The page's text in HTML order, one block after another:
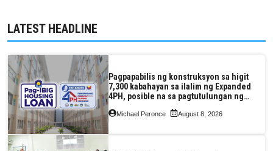
LATEST HEADLINE
Pagpapabilis ng konstruksyon sa higit
7,300 kabahayan sa ilalim ng Expanded
4PH, posible na sa pagtutulungan ng
Pag-IBIG at P.A. Alvarez
Michael Peronce August 8, 2026